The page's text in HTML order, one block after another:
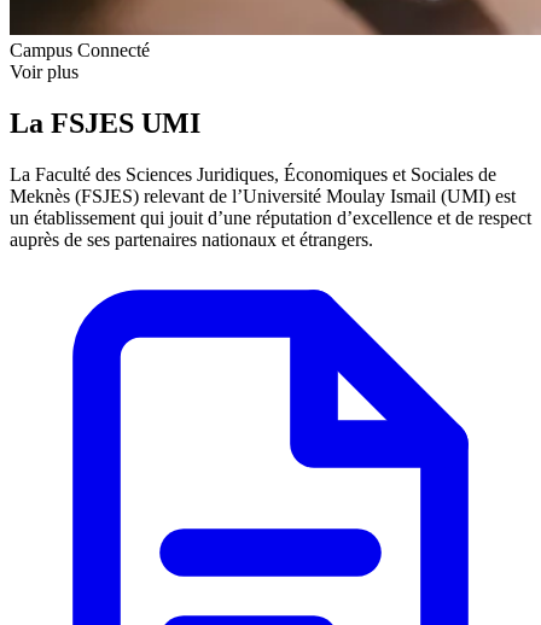
Campus Connecté
Voir plus
La FSJES UMI
La Faculté des Sciences Juridiques, Économiques et Sociales de
Meknès (FSJES) relevant de l’Université Moulay Ismail (UMI) est
un établissement qui jouit d’une réputation d’excellence et de respect
auprès de ses partenaires nationaux et étrangers.